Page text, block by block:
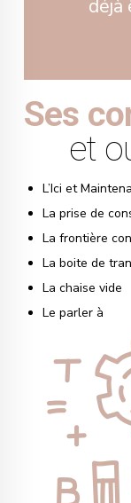
déjà
Ses
et
L’Ici et
La prise de
La frontière
La boite de
La chaise vide
Le parler à